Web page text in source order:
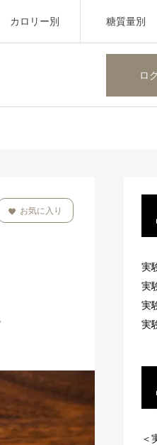
ロ
カロリー別 糖質量別
お気に入り
実
実
実
実
＜